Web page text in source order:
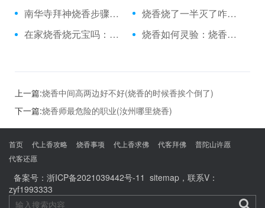
南华寺拜神烧香步骤：太原去哪烧香
烧香烧了一半灭了咋办：上蔡龙王庙烧香
在家烧香烧元宝吗：狼山怎么样烧香
烧香如何灵验：烧香祈福酒店接亲
上一篇:烧香中间高两边好不好(烧香的时候香挨个倒了)
下一篇:烧香师最危险的职业(汝州哪里烧香)
首页 代上香攻略 烧香事项 代上香求佛 代客拜佛
普陀山许愿
代客还愿
备案号： 浙ICP备2021039442号-11 sitemap ，联系V：
zyf1993333